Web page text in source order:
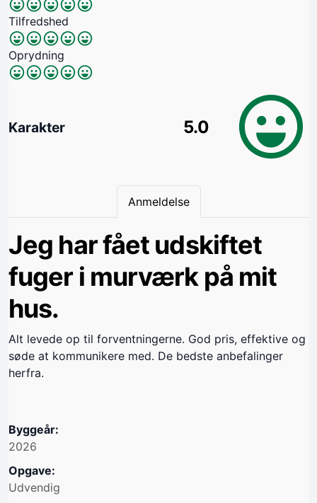
Tilfredshed
Oprydning
Karakter 5.0
Anmeldelse
Jeg har fået udskiftet
fuger i murværk på mit
hus.
Alt levede op til forventningerne. God pris, effektive og
søde at kommunikere med. De bedste anbefalinger
herfra.
Byggeår:
2026
Opgave:
Udvendig